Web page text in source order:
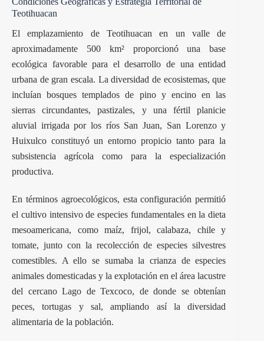
Teotihuacan
El emplazamiento de Teotihuacan en un valle de
aproximadamente 500 km² proporcionó una base
ecológica favorable para el desarrollo de una entidad
urbana de gran escala. La diversidad de ecosistemas, que
incluían bosques templados de pino y encino en las
sierras circundantes, pastizales, y una fértil planicie
aluvial irrigada por los ríos San Juan, San Lorenzo y
Huixulco constituyó un entorno propicio tanto para la
subsistencia agrícola como para la especialización
productiva.
En términos agroecológicos, esta configuración permitió
el cultivo intensivo de especies fundamentales en la dieta
mesoamericana, como maíz, frijol, calabaza, chile y
tomate, junto con la recolección de especies silvestres
comestibles. A ello se sumaba la crianza de especies
animales domesticadas y la explotación en el área lacustre
del cercano Lago de Texcoco, de donde se obtenían
peces, tortugas y sal, ampliando así la diversidad
alimentaria de la población.